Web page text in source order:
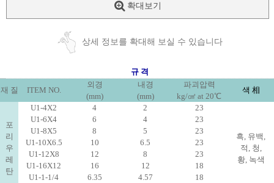
확대보기
상세 정보를 확대해 보실 수 있습니다
규 격
재 질
ITEM NO.
외경
(mm)
내경
(mm)
파괴압력
kg/㎠ at 20℃
색 相
포
리
우
레
탄
U1-4X2 4 2 23
흑, 유백,
적, 청,
황, 녹색
U1-6X4 6 4
23
U1-8X5
8 5
23
U1-10X6.5
10 6.5
23
U1-12X8
12 8
23
U1-16X12
16 12
18
U1-1-1/4
6.35 4.57
18